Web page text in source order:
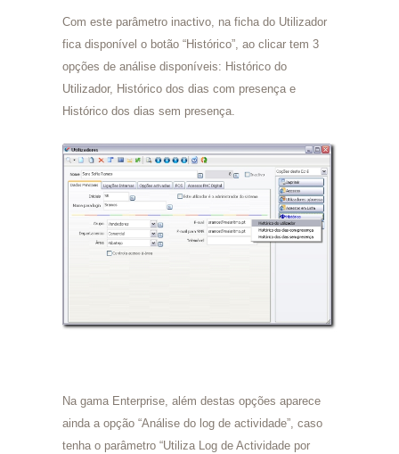
Com este parâmetro inactivo, na ficha do Utilizador
fica disponível o botão “Histórico”, ao clicar tem 3
opções de análise disponíveis: Histórico do
Utilizador, Histórico dos dias com presença e
Histórico dos dias sem presença.
Na gama Enterprise, além destas opções aparece
ainda a opção “Análise do log de actividade”, caso
tenha o parâmetro “Utiliza Log de Actividade por